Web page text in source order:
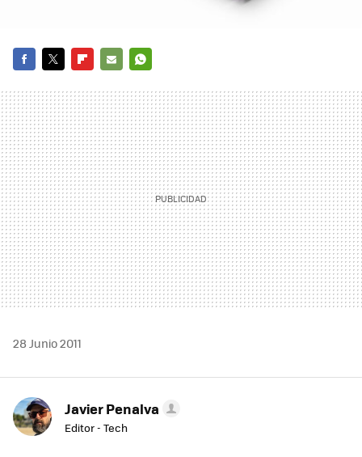
MAIL
28 Junio 2011
Javier Penalva
Editor - Tech